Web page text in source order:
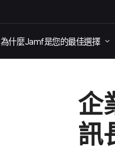
為​什麼Jamf是​您​的​最佳​選擇
企
訊